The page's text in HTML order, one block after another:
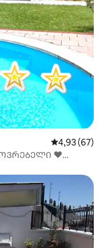
საშუალო
4,93 (67)
❤️